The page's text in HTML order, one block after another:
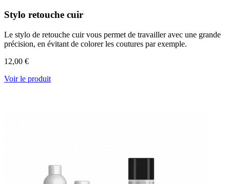
Stylo retouche cuir
Le stylo de retouche cuir vous permet de travailler avec une grande
précision, en évitant de colorer les coutures par exemple.
12,00 €
Voir le produit